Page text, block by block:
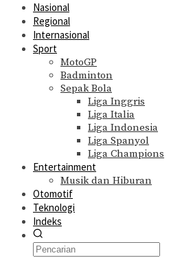
Nasional
Regional
Internasional
Sport
MotoGP
Badminton
Sepak Bola
Liga Inggris
Liga Italia
Liga Indonesia
Liga Spanyol
Liga Champions
Entertainment
Musik dan Hiburan
Otomotif
Teknologi
Indeks